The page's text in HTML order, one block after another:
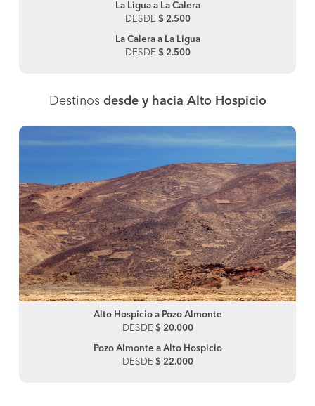
La Ligua a La Calera
DESDE $ 2.500
La Calera a La Ligua
DESDE $ 2.500
Destinos desde y hacia Alto Hospicio
Alto Hospicio a Pozo Almonte
DESDE $ 20.000
Pozo Almonte a Alto Hospicio
DESDE $ 22.000